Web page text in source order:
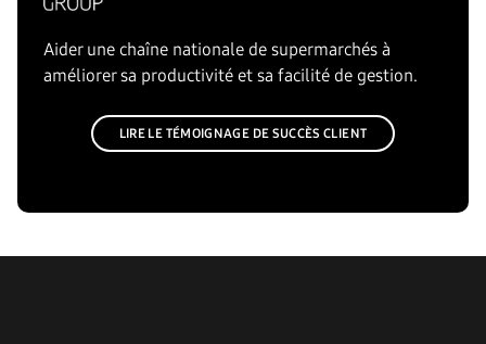
Aider une chaîne nationale de supermarchés à
améliorer sa productivité et sa facilité de gestion.
LIRE LE TÉMOIGNAGE DE SUCCÈS CLIENT